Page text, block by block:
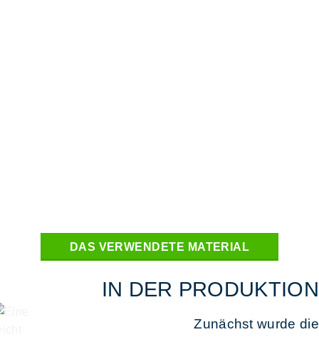
DAS VERWENDETE MATERIAL
IN DER PRODUKTION
Zunächst wurde die